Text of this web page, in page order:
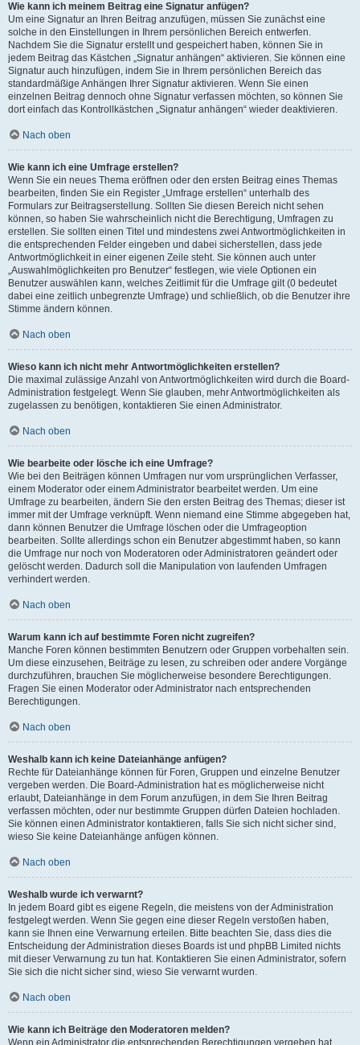
Wie kann ich meinem Beitrag eine Signatur anfügen?
Um eine Signatur an Ihren Beitrag anzufügen, müssen Sie zunächst eine
solche in den Einstellungen in Ihrem persönlichen Bereich entwerfen.
Nachdem Sie die Signatur erstellt und gespeichert haben, können Sie in
jedem Beitrag das Kästchen „Signatur anhängen“ aktivieren. Sie können eine
Signatur auch hinzufügen, indem Sie in Ihrem persönlichen Bereich das
standardmäßige Anhängen Ihrer Signatur aktivieren. Wenn Sie einen
einzelnen Beitrag dennoch ohne Signatur verfassen möchten, so können Sie
dort einfach das Kontrollkästchen „Signatur anhängen“ wieder deaktivieren.
Nach oben
Wie kann ich eine Umfrage erstellen?
Wenn Sie ein neues Thema eröffnen oder den ersten Beitrag eines Themas
bearbeiten, finden Sie ein Register „Umfrage erstellen“ unterhalb des
Formulars zur Beitragserstellung. Sollten Sie diesen Bereich nicht sehen
können, so haben Sie wahrscheinlich nicht die Berechtigung, Umfragen zu
erstellen. Sie sollten einen Titel und mindestens zwei Antwortmöglichkeiten in
die entsprechenden Felder eingeben und dabei sicherstellen, dass jede
Antwortmöglichkeit in einer eigenen Zeile steht. Sie können auch unter
„Auswahlmöglichkeiten pro Benutzer“ festlegen, wie viele Optionen ein
Benutzer auswählen kann, welches Zeitlimit für die Umfrage gilt (0 bedeutet
dabei eine zeitlich unbegrenzte Umfrage) und schließlich, ob die Benutzer ihre
Stimme ändern können.
Nach oben
Wieso kann ich nicht mehr Antwortmöglichkeiten erstellen?
Die maximal zulässige Anzahl von Antwortmöglichkeiten wird durch die Board-
Administration festgelegt. Wenn Sie glauben, mehr Antwortmöglichkeiten als
zugelassen zu benötigen, kontaktieren Sie einen Administrator.
Nach oben
Wie bearbeite oder lösche ich eine Umfrage?
Wie bei den Beiträgen können Umfragen nur vom ursprünglichen Verfasser,
einem Moderator oder einem Administrator bearbeitet werden. Um eine
Umfrage zu bearbeiten, ändern Sie den ersten Beitrag des Themas; dieser ist
immer mit der Umfrage verknüpft. Wenn niemand eine Stimme abgegeben hat,
dann können Benutzer die Umfrage löschen oder die Umfrageoption
bearbeiten. Sollte allerdings schon ein Benutzer abgestimmt haben, so kann
die Umfrage nur noch von Moderatoren oder Administratoren geändert oder
gelöscht werden. Dadurch soll die Manipulation von laufenden Umfragen
verhindert werden.
Nach oben
Warum kann ich auf bestimmte Foren nicht zugreifen?
Manche Foren können bestimmten Benutzern oder Gruppen vorbehalten sein.
Um diese einzusehen, Beiträge zu lesen, zu schreiben oder andere Vorgänge
durchzuführen, brauchen Sie möglicherweise besondere Berechtigungen.
Fragen Sie einen Moderator oder Administrator nach entsprechenden
Berechtigungen.
Nach oben
Weshalb kann ich keine Dateianhänge anfügen?
Rechte für Dateianhänge können für Foren, Gruppen und einzelne Benutzer
vergeben werden. Die Board-Administration hat es möglicherweise nicht
erlaubt, Dateianhänge in dem Forum anzufügen, in dem Sie Ihren Beitrag
verfassen möchten, oder nur bestimmte Gruppen dürfen Dateien hochladen.
Sie können einen Administrator kontaktieren, falls Sie sich nicht sicher sind,
wieso Sie keine Dateianhänge anfügen können.
Nach oben
Weshalb wurde ich verwarnt?
In jedem Board gibt es eigene Regeln, die meistens von der Administration
festgelegt werden. Wenn Sie gegen eine dieser Regeln verstoßen haben,
kann sie Ihnen eine Verwarnung erteilen. Bitte beachten Sie, dass dies die
Entscheidung der Administration dieses Boards ist und phpBB Limited nichts
mit dieser Verwarnung zu tun hat. Kontaktieren Sie einen Administrator, sofern
Sie sich die nicht sicher sind, wieso Sie verwarnt wurden.
Nach oben
Wie kann ich Beiträge den Moderatoren melden?
Wenn ein Administrator die entsprechenden Berechtigungen vergeben hat,